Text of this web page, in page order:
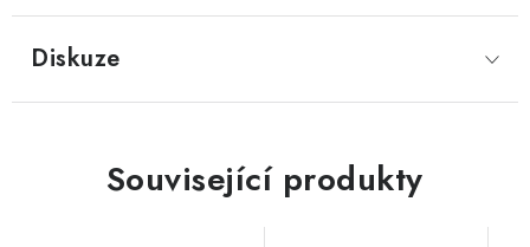
Diskuze
Související produkty